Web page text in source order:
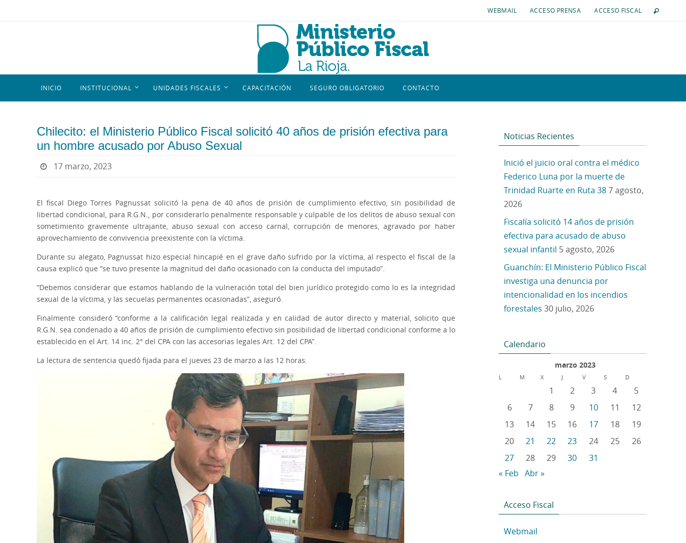
WEBMAIL ACCESO PRENSA ACCESO FISCAL
INICIO INSTITUCIONAL UNIDADES FISCALES CAPACITACIÓN SEGURO OBLIGATORIO CONTACTO
Chilecito: el Ministerio Público Fiscal solicitó 40 años de prisión efectiva para
un hombre acusado por Abuso Sexual
17 marzo, 2023
El fiscal Diego Torres Pagnussat solicitó la pena de 40 años de prisión de cumplimiento efectivo, sin posibilidad de
libertad condicional, para R.G.N., por considerarlo penalmente responsable y culpable de los delitos de abuso sexual con
sometimiento gravemente ultrajante, abuso sexual con acceso carnal, corrupción de menores, agravado por haber
aprovechamiento de convivencia preexistente con la víctima.
Durante su alegato, Pagnussat hizo especial hincapié en el grave daño sufrido por la víctima, al respecto el fiscal de la
causa explicó que “se tuvo presente la magnitud del daño ocasionado con la conducta del imputado”.
“Debemos considerar que estamos hablando de la vulneración total del bien jurídico protegido como lo es la integridad
sexual de la víctima, y las secuelas permanentes ocasionadas”, aseguró.
Finalmente consideró “conforme a la calificación legal realizada y en calidad de autor directo y material, solicito que
R.G.N. sea condenado a 40 años de prisión de cumplimiento efectivo sin posibilidad de libertad condicional conforme a lo
establecido en el Art. 14 inc. 2° del CPA con las accesorias legales Art. 12 del CPA”.
La lectura de sentencia quedó fijada para el jueves 23 de marzo a las 12 horas.
Noticias Recientes
Inició el juicio oral contra el médico
Federico Luna por la muerte de
Trinidad Ruarte en Ruta 387 agosto,
2026
Fiscalía solicitó 14 años de prisión
efectiva para acusado de abuso
sexual infantil 5 agosto, 2026
Guanchín: El Ministerio Público Fiscal
investiga una denuncia por
intencionalidad en los incendios
forestales 30 julio, 2026
Calendario
marzo 2023
L M X J V S D
1 2 3 4
5
6
7 8 9 10 11
12
13
14 15 16 17 18
19
20
21 22 23 24 25
26
27
28 29 30
31
« Feb Abr »
Acceso Fiscal
Webmail